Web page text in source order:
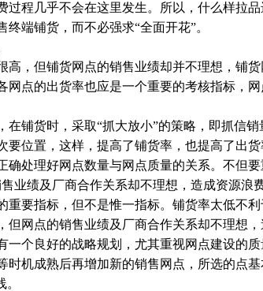
过程几乎不会在这里发生。所以，什么样拉
端铺货，而不必强求“全面开花”。
，但铺货网点的销售业绩却并不理想，铺货
网点的出货率也应是一个重要的考核指标，
铺货时，采取“抓大放小”的策略，即抓信销
要位置，这样，提高了铺货率，也提高了出货
处理好网点数量与网点质量的关系。不但要
业绩及厂商合作关系却不理想，造成资源浪费
要指标，但不是惟一指标。铺货率太低不利
但网点的销售业绩及厂商合作关系却不理想，
个良好的战略规划，尤其重视网点建设的质
时机成熟后再增加新的销售网点，所选的点